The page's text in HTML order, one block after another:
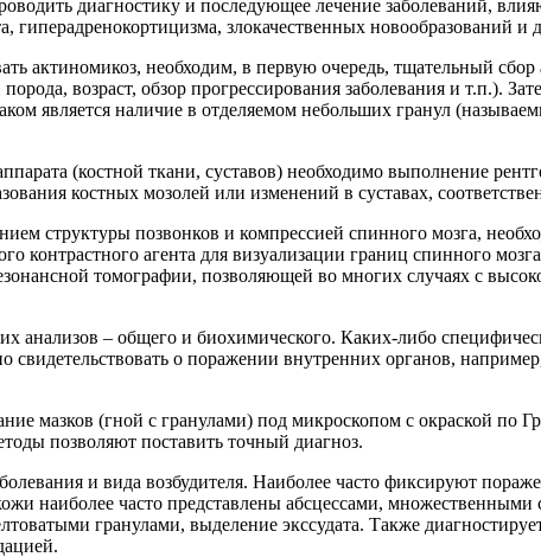
диагностику и последующее лечение заболеваний,
злокачественных новообразований и
актиномикоз, необходим, в первую очередь, тщательный
возраст, обзор прогрессирования заболевания и т.п.).
является наличие в отделяемом небольших гранул
(костной ткани, суставов) необходимо выполнение
костных мозолей или изменений в суставах,
структуры позвонков и компрессией спинного мозга,
контрастного агента для визуализации границ спинного
томографии, позволяющей во многих случаях с
анализов – общего и биохимического. Каких-либо
свидетельствовать о поражении внутренних органов,
мазков (гной с гранулами) под микроскопом с окраской по
позволяют поставить точный диагноз.
и вида возбудителя. Наиболее часто фиксируют
наиболее часто представлены абсцессами,
гранулами, выделение экссудата. Также